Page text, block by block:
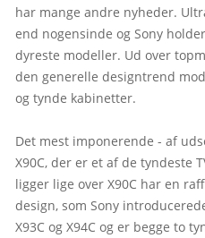
har mange andre nyheder.
end nogensinde og Sony
dyreste modeller. Ud over
den generelle designtrend
og tynde kabinetter.
Det mest imponerende - af
X90C, der er et af de tyndeste
ligger lige over X90C har en
design, som Sony
X93C og X94C og er begge to